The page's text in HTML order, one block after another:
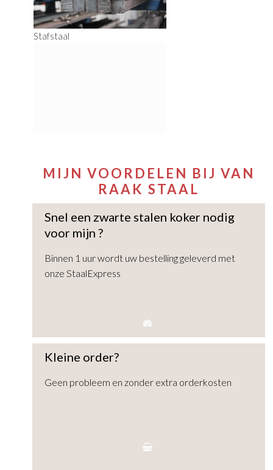
Stafstaal
MIJN VOORDELEN BIJ VAN
RAAK STAAL
Snel een zwarte stalen koker nodig
voor mijn?
Binnen 1 uur wordt uw bestelling geleverd met
onze StaalExpress
Kleine order?
Geen probleem en zonder extra orderkosten